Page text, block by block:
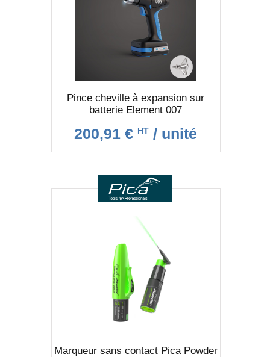
Pince cheville à expansion sur
batterie Element 007
200,91 € HT / unité
Marqueur sans contact Pica Powder